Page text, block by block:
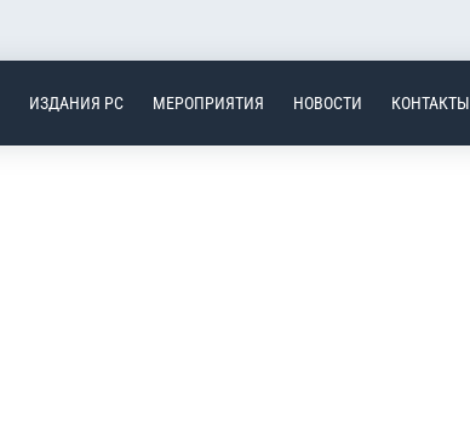
ИЗДАНИЯ РС МЕРОПРИЯТИЯ НОВОСТИ КОНТАКТЫ